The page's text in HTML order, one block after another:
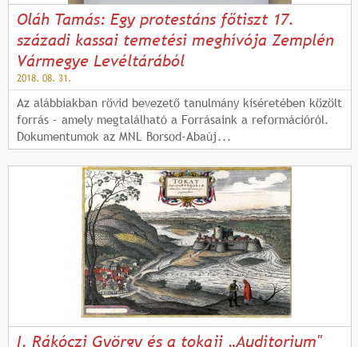
Oláh Tamás: Egy protestáns főtiszt 17.
századi kassai temetési meghívója Zemplén
Vármegye Levéltárából
2018. 08. 31.
Az alábbiakban rövid bevezető tanulmány kíséretében közölt
forrás – amely megtalálható a Forrásaink a reformációról.
Dokumentumok az MNL Borsod-Abaúj...
I. Rákóczi György és a tokaji „Auditorium"